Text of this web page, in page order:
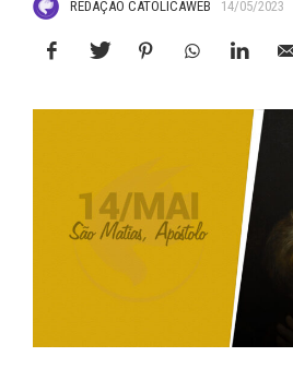
REDAÇÃO CATOLICAWEB 14/05/2023